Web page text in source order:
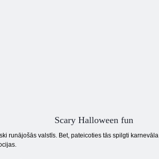
Scary Halloween fun
runājošās valstīs. Bet, pateicoties tās spilgti